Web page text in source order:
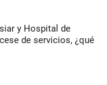
y Hospital de
de servicios, ¿qué